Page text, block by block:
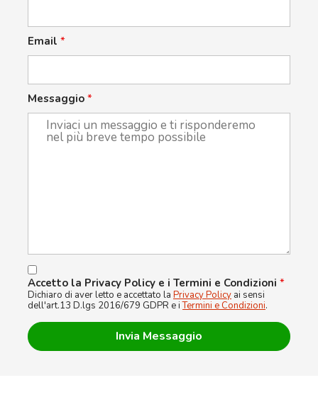
Email *
Messaggio *
Accetto la Privacy Policy e i Termini e Condizioni *
Dichiaro di aver letto e accettato la Privacy Policy ai sensi
dell'art.13 D.lgs 2016/679 GDPR e iTermini e Condizioni.